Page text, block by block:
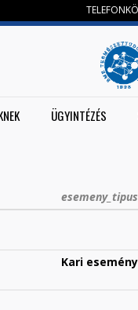
ÜGYINTÉZÉS
esemeny_tipus
Kari esemény